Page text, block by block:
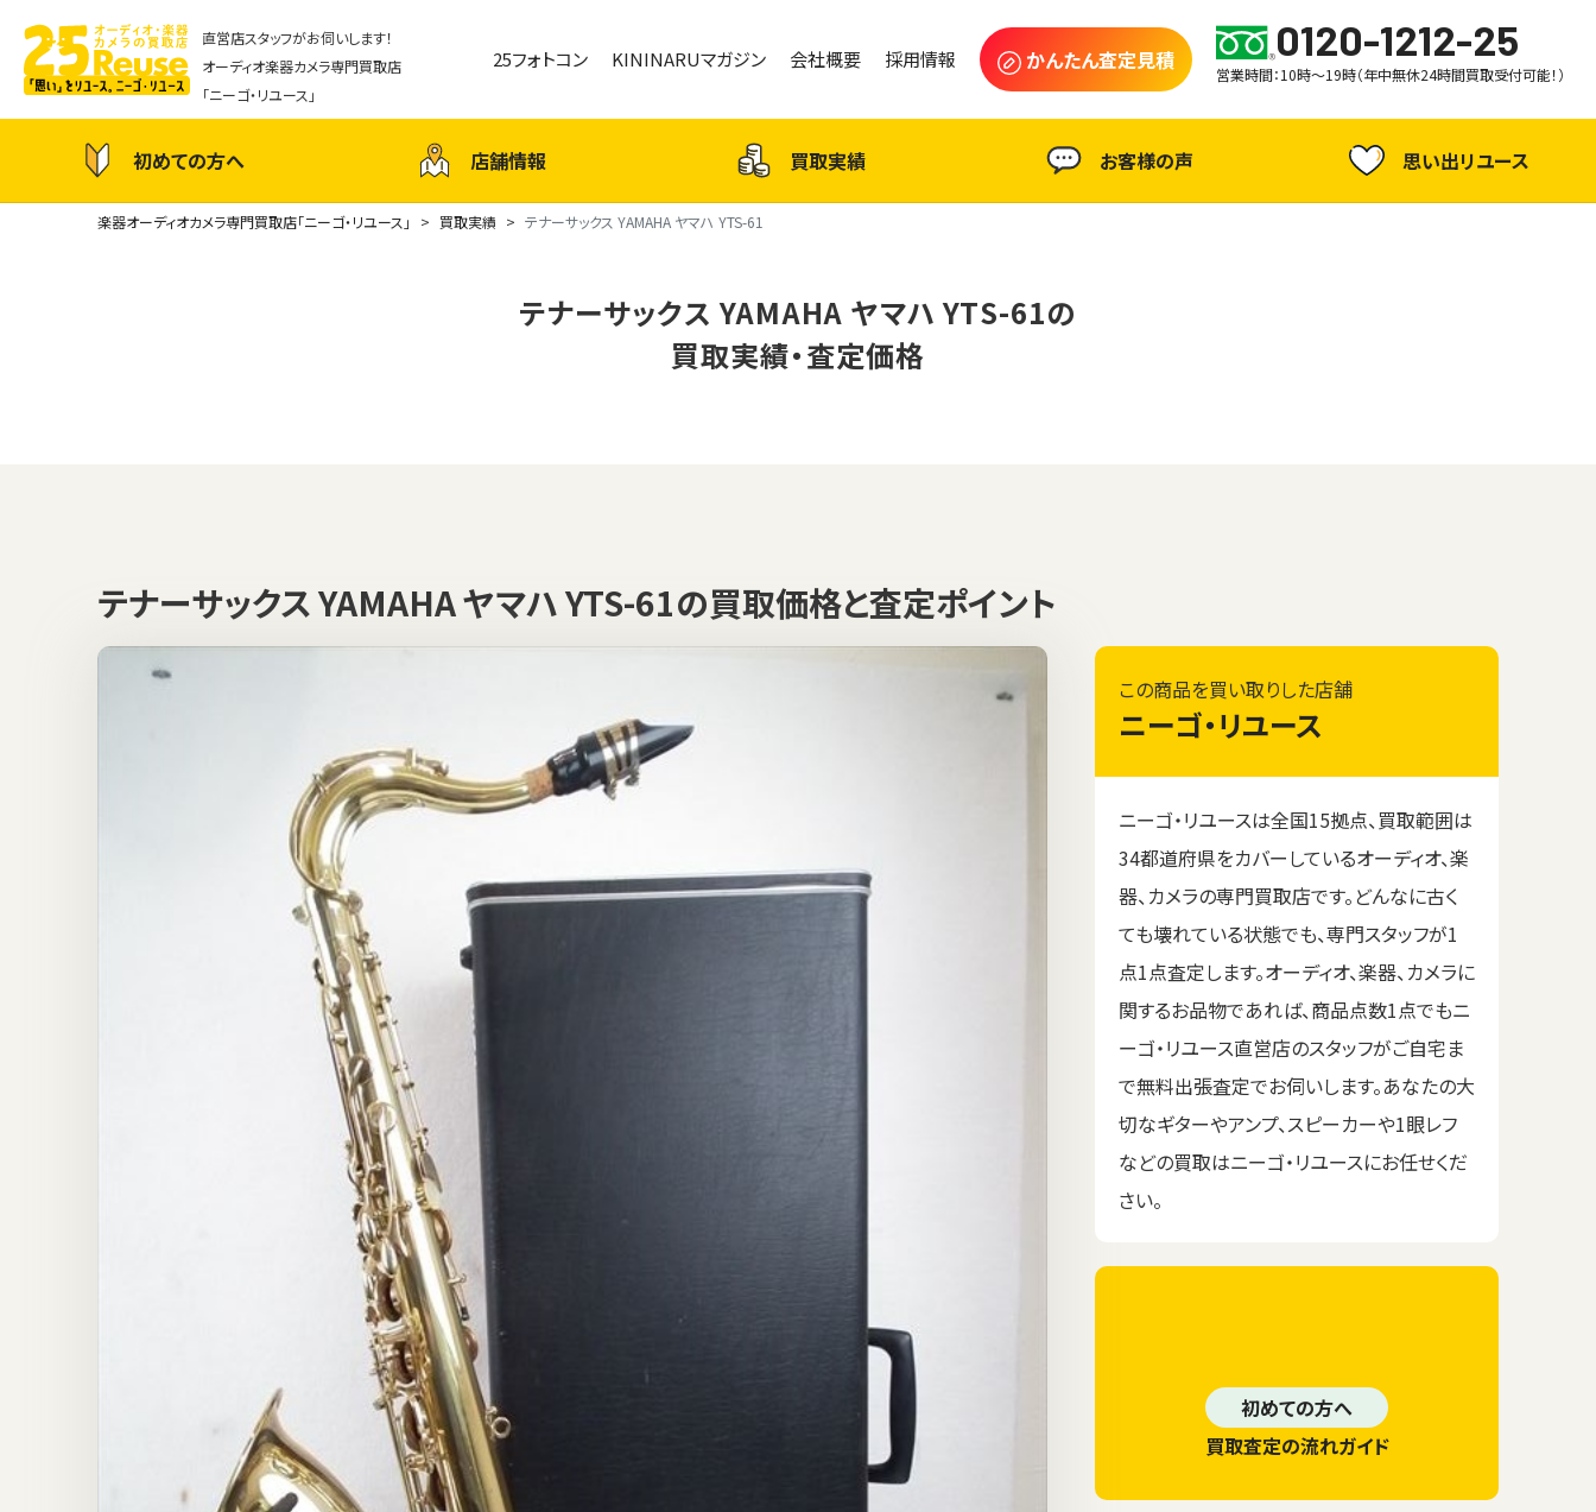
直営店スタッフがお伺いします！
オーディオ楽器カメラ専門買取店
「ニーゴ・リユース」
25フォトコン KININARUマガジン 会社概要 採用情報 かんたん査定見積 0120-1212-25
営業時間：10時～19時（年中無休24時間買取受付可能！）
初めての方へ 店舗情報 買取実績 お客様の声 思い出リユース
楽器オーディオカメラ専門買取店「ニーゴ・リユース」 買取実績 テナーサックス YAMAHA ヤマハ YTS-61
テナーサックス YAMAHA ヤマハ YTS-61の
買取実績・査定価格
テナーサックス YAMAHA ヤマハ YTS-61の買取価格と査定ポイント
この商品を買い取りした店舗
ニーゴ・リユース
ニーゴ・リユースは全国15拠点、買取範囲は
34都道府県をカバーしているオーディオ、楽
器、カメラの専門買取店です。どんなに古く
ても壊れている状態でも、専門スタッフが1
点1点査定します。オーディオ、楽器、カメラに
関するお品物であれば、商品点数1点でもニ
ーゴ・リユース直営店のスタッフがご自宅ま
で無料出張査定でお伺いします。あなたの大
切なギターやアンプ、スピーカーや1眼レフ
などの買取はニーゴ・リユースにお任せくだ
さい。
初めての方へ
買取査定の流れガイド